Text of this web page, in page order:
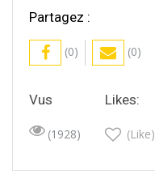
Partagez :
(0) (0)
Vus
(1928)
Likes:
(Like)